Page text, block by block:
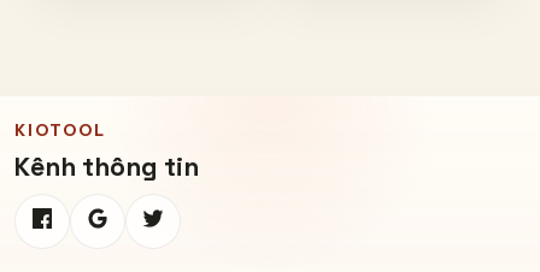
KIOTOOL
Kênh thông tin